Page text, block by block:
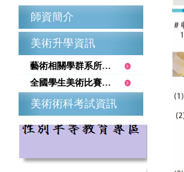
師資簡介
美術升學資訊
藝術相關學群系所簡介
全國學生美術比賽資訊
美術術科考試資訊